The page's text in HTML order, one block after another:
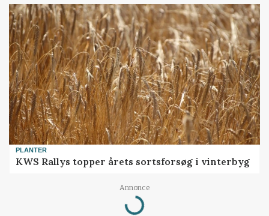
PLANTER
KWS Rallys topper årets sortsforsøg i vinterbyg
Annonce
Loading...